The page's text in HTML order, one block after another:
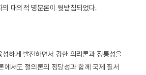
대의적 명분론이 뒷받침되었다.
하게 발전하면서 강한 의리론과 정통성을
에서도 절의론의 정당성과 함께 국제 질서